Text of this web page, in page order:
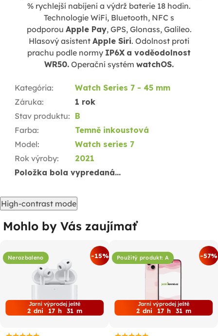
% rychlejší nabíjení a výdrž baterie 18 hodin.
Technologie WiFi, Bluetooth, NFC s
podporou Apple Pay, GPS, Glonass, Galileo.
Hlasový asistent Apple Siri. Odolnost proti
prachu podle normy IP6X a voděodolnost
WR50. Operační systém watchOS.
Kategória:
Watch Series 7 - 45 mm
Záruka:
1 rok
Stav produktu: B
Farba:
Temně inkoustová
Model:
Watch series 7
Rok výroby:
2021
Položka bola vypredaná…
High-contrast mode
Mohlo by Vás zaujímať
Nerozbaleno -15%
Jarní výprodej ještě
2 dni 17 h 31 m
Použitý produkt: A -57%
Jarní výprodej ještě
2 dni 17 h 31 m